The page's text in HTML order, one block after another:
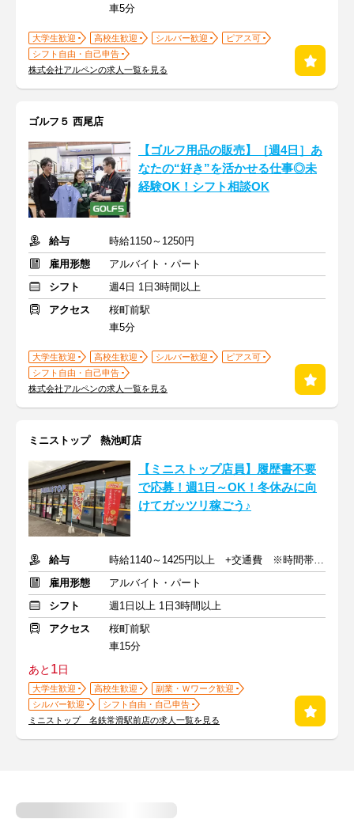
車5分
大学生歓迎 高校生歓迎 シルバー歓迎
ピアス可
シフト自由・自己申告
株式会社アルペンの求人一覧を見る
ゴルフ５ 西尾店
【ゴルフ用品の販売】［週4日］あ
なたの“好き”を活かせる仕事◎未
経験OK！シフト相談OK
給与
時給1150～1250円
雇用形態
アルバイト・パート
シフト
週4日 1日3時間以上
アクセス
桜町前駅
車5分
大学生歓迎 高校生歓迎 シルバー歓迎
ピアス可
シフト自由・自己申告
株式会社アルペンの求人一覧を見る
ミニストップ 熱池町店
【ミニストップ店員】履歴書不要
で応募！週1日～OK！冬休みに向
けてガッツリ稼ごう♪
給与
時給1140～1425円以上 +交通費 ※時間帯によって変動あり
雇用形態
アルバイト・パート
シフト
週1日以上 1日3時間以上
アクセス
桜町前駅
車15分
あと 1日
大学生歓迎 高校生歓迎
副業・Ｗワーク歓迎
シルバー歓迎
シフト自由・自己申告
ミニストップ 名鉄常滑駅前店の求人一覧を見る